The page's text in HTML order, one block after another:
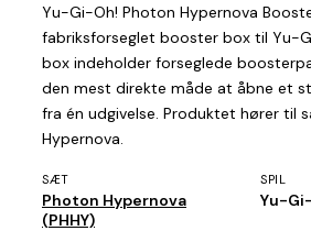
Yu-Gi-Oh! Photon Hypernova
fabriksforseglet booster box til Yu-
box indeholder forseglede
den mest direkte måde at åbne et
fra én udgivelse. Produktet hører til
Hypernova.
SÆT
Photon Hypernova
(PHHY)
SPIL
Yu-